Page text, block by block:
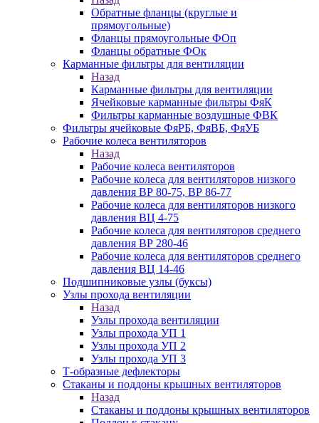
Обратные фланцы (круглые и
прямоугольные)
Фланцы прямоугольные ФОп
Фланцы обратные ФОк
Карманные фильтры для вентиляции
Назад
Карманные фильтры для вентиляции
Ячейковые карманные фильтры ФяК
Фильтры карманные воздушные ФВК
Фильтры ячейковые ФяРБ, ФяВБ, ФяУБ
Рабочие колеса вентиляторов
Назад
Рабочие колеса вентиляторов
Рабочие колеса для вентиляторов низкого
давления ВР 80-75, ВР 86-77
Рабочие колеса для вентиляторов низкого
давления ВЦ 4-75
Рабочие колеса для вентиляторов среднего
давления ВР 280-46
Рабочие колеса для вентиляторов среднего
давления ВЦ 14-46
Подшипниковые узлы (буксы)
Узлы прохода вентиляции
Назад
Узлы прохода вентиляции
Узлы прохода УП 1
Узлы прохода УП 2
Узлы прохода УП 3
Т-образные дефлекторы
Стаканы и поддоны крышных вентиляторов
Назад
Стаканы и поддоны крышных вентиляторов